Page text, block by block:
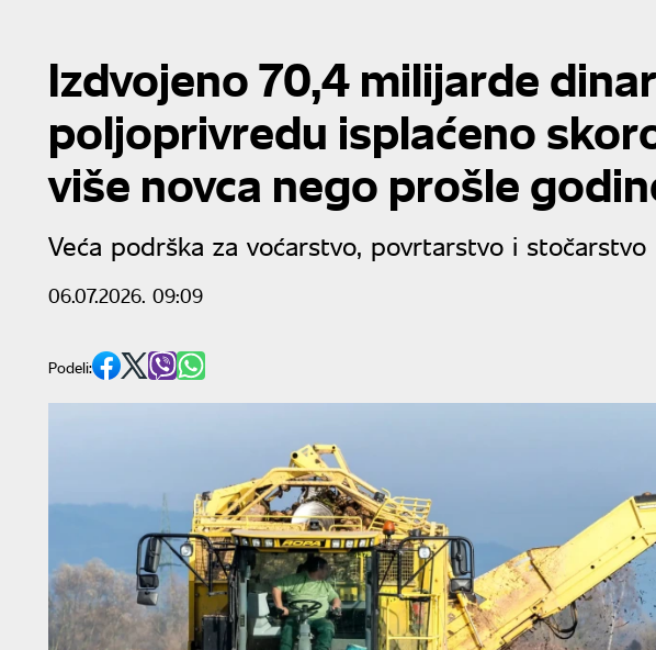
Izdvojeno 70,4 milijarde
poljoprivredu isplaćeno
više novca nego prošle
Veća podrška za voćarstvo, povrtarstvo i stočarstvo
06.07.2026. 09:09
Podeli: